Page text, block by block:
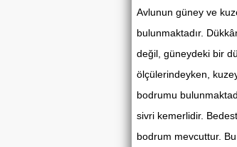
Avlunun güney ve
bulunmaktadır.
değil, güneydeki bir
ölçülerindeyken,
bodrumu
sivri kemerlidir.
bodrum mevcuttur.